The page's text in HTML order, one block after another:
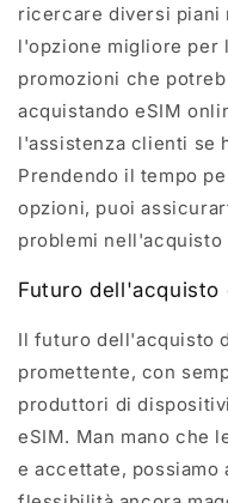
ricercare diversi piani
l'opzione migliore per
promozioni che
acquistando eSIM
l'assistenza clienti se
Prendendo il tempo
opzioni, puoi
problemi nell'acquisto
Futuro dell'acquisto
Il futuro dell'acquisto
promettente, con
produttori di
eSIM. Man mano che
e accettate, possiamo